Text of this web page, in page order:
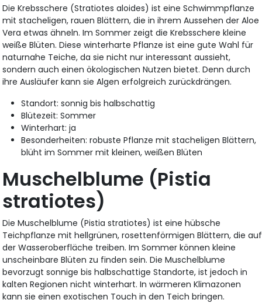
Die Krebsschere (Stratiotes aloides) ist eine Schwimmpflanze
mit stacheligen, rauen Blättern, die in ihrem Aussehen der Aloe
Vera etwas ähneln. Im Sommer zeigt die Krebsschere kleine
weiße Blüten. Diese winterharte Pflanze ist eine gute Wahl für
naturnahe Teiche, da sie nicht nur interessant aussieht,
sondern auch einen ökologischen Nutzen bietet. Denn durch
ihre Ausläufer kann sie Algen erfolgreich zurückdrängen.
Standort: sonnig bis halbschattig
Blütezeit: Sommer
Winterhart: ja
Besonderheiten: robuste Pflanze mit stacheligen Blättern,
blüht im Sommer mit kleinen, weißen Blüten
Muschelblume (Pistia
stratiotes)
Die Muschelblume (Pistia stratiotes) ist eine hübsche
Teichpflanze mit hellgrünen, rosettenförmigen Blättern, die auf
der Wasseroberfläche treiben. Im Sommer können kleine
unscheinbare Blüten zu finden sein. Die Muschelblume
bevorzugt sonnige bis halbschattige Standorte, ist jedoch in
kalten Regionen nicht winterhart. In wärmeren Klimazonen
kann sie einen exotischen Touch in den Teich bringen.